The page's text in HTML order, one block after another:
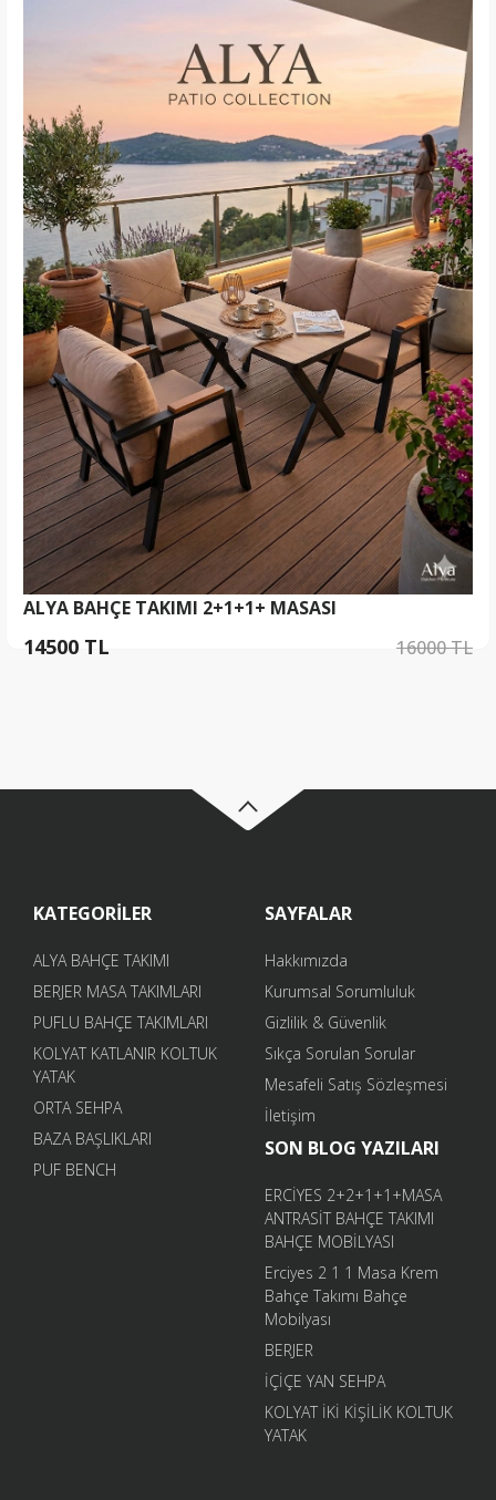
ALYA BAHÇE TAKIMI 2+1+1+ MASASI
16000 TL
14500 TL
KATEGORİLER
ALYA BAHÇE TAKIMI
BERJER MASA TAKIMLARI
PUFLU BAHÇE TAKIMLARI
KOLYAT KATLANIR KOLTUK
YATAK
ORTA SEHPA
BAZA BAŞLIKLARI
PUF BENCH
SAYFALAR
Hakkımızda
Kurumsal Sorumluluk
Gizlilik & Güvenlik
Sıkça Sorulan Sorular
Mesafeli Satış Sözleşmesi
İletişim
SON BLOG YAZILARI
ERCİYES 2+2+1+1+MASA
ANTRASİT BAHÇE TAKIMI
BAHÇE MOBİLYASI
Erciyes 2 1 1 Masa Krem
Bahçe Takımı Bahçe
Mobilyası
BERJER
İÇİÇE YAN SEHPA
KOLYAT İKİ KİŞİLİK KOLTUK
YATAK